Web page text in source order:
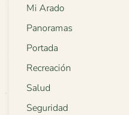
Mi Arado
Panoramas
Portada
Recreación
Salud
Seguridad